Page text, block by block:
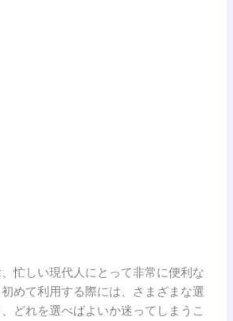
忙しい現代人にとって非常に便利な
めて利用する際には、さまざまな選
どれを選べばよいか迷ってしまうこ